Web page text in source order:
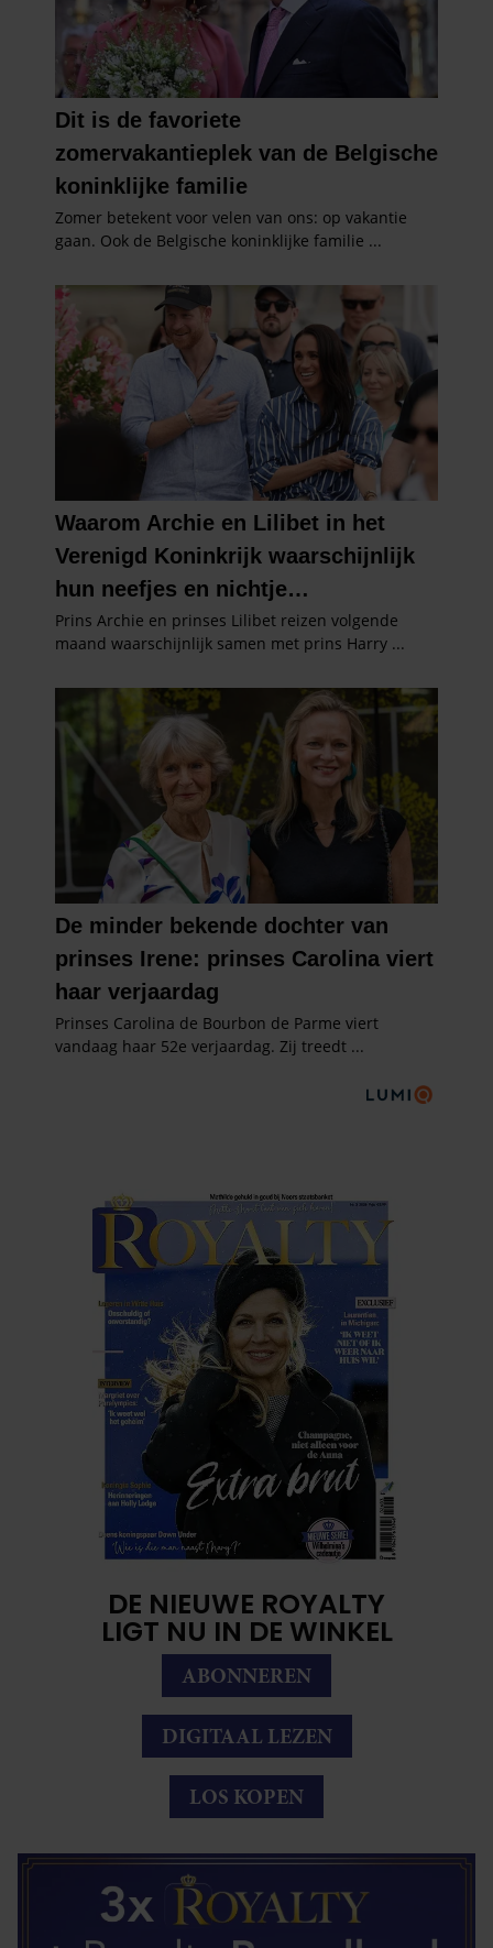
DE NIEUWE ROYALTY
LIGT NU IN DE WINKEL
ABONNEREN
DIGITAAL LEZEN
LOS KOPEN